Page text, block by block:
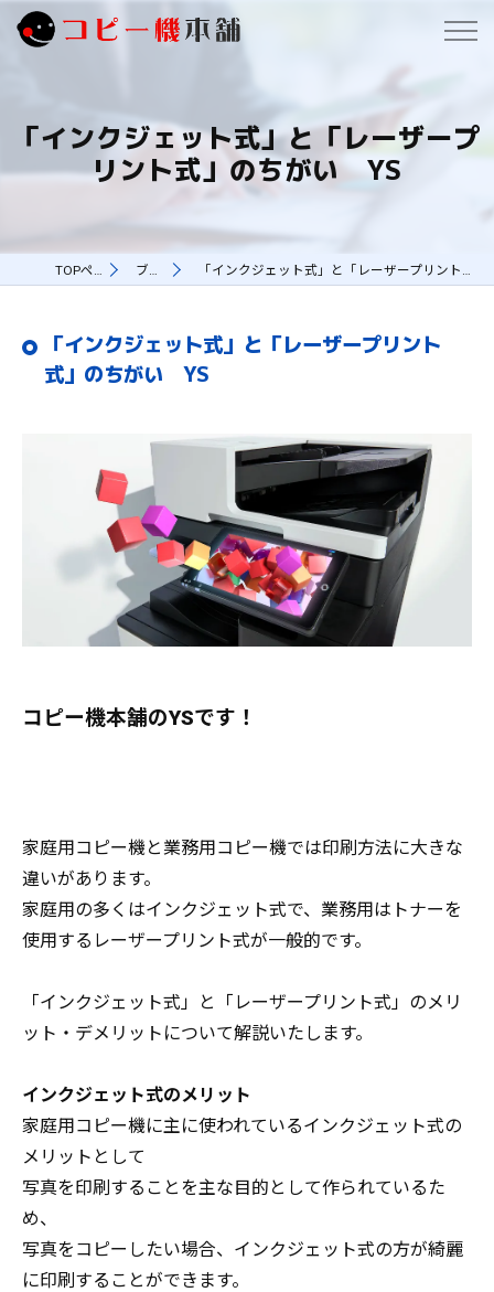
「インクジェット式」と「レーザープ
リント式」のちがい YS
TOPページ ブログ 「インクジェット式」と「レーザープリント式」のちがい YS
「インクジェット式」と「レーザープリント
式」のちがい YS
コピー機本舗のYSです！
家庭用コピー機と業務用コピー機では印刷方法に大きな
違いがあります。
家庭用の多くはインクジェット式で、業務用はトナーを
使用するレーザープリント式が一般的です。
「インクジェット式」と「レーザープリント式」のメリ
ット・デメリットについて解説いたします。
インクジェット式のメリット
家庭用コピー機に主に使われているインクジェット式の
メリットとして
写真を印刷することを主な目的として作られているた
め、
写真をコピーしたい場合、インクジェット式の方が綺麗
に印刷することができます。